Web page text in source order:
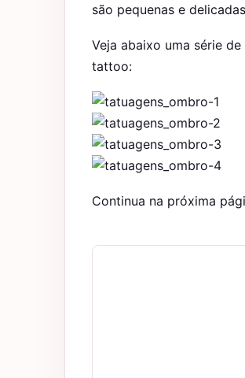
são pequenas e
Veja abaixo uma série de
tattoo:
Continua na próxima